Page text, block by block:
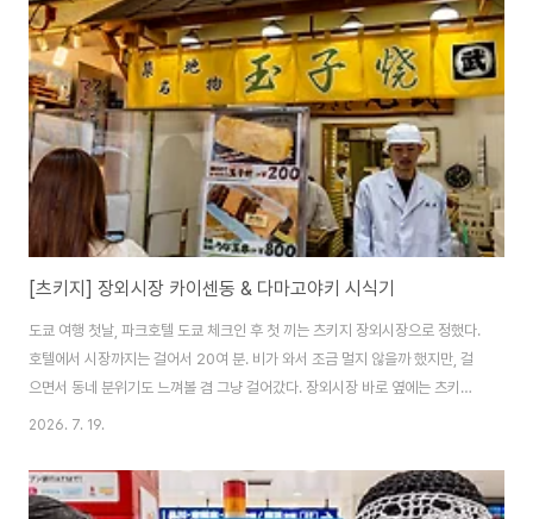
78년째 그 자리 — 클래식한 내부 낮은 조도의 조명 아래 원목 가구들이 자리
한 공간. 오래된 킷사텐 특유의 차분한 분위기가 ..
[츠키지] 장외시장 카이센동 & 다마고야키 시식기
도쿄 여행 첫날, 파크호텔 도쿄 체크인 후 첫 끼는 츠키지 장외시장으로 정했다.
호텔에서 시장까지는 걸어서 20여 분. 비가 와서 조금 멀지 않을까 했지만, 걸
으면서 동네 분위기도 느껴볼 겸 그냥 걸어갔다. 장외시장 바로 옆에는 츠키지
시장 건물을 재건축 공사 중인 듯한 현장이 보였다. 한국으로 치면 노량진 수산
주오구 츠키지 (츠키지혼간지 인근)교통 : 도에이 오에도선 츠키지시장역 또는
히비야선 츠키지역에서 도보방문 식당 : 홋카이반야(北海番屋) — 카이센동
2026. 7. 19.